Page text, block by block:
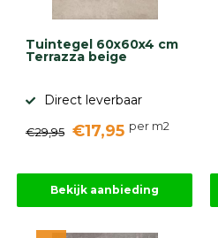
Tuintegel 60x60x4 cm
Terrazza beige
Direct leverbaar
€29,95 €17,95 per m2
Bekijk aanbieding